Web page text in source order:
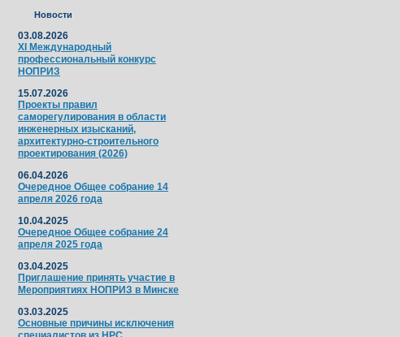
Новости
03.08.2026
XI Международный
профессиональный конкурс
НОПРИЗ
15.07.2026
Проекты правил
саморегулирования в области
инженерных изысканий,
архитектурно-строительного
проектирования (2026)
06.04.2026
Очередное Общее собрание 14
апреля 2026 года
10.04.2025
Очередное Общее собрание 24
апреля 2025 года
03.04.2025
Приглашение принять участие в
Мероприятиях НОПРИЗ в Минске
03.03.2025
Основные причины исключения